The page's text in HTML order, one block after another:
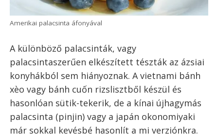
amit mi is eszünk, a palacsintához nagyon
hasonló néven.
Azamerikai palacsintamár egy kicsit más. A
tésztája és a sütési módja nagyon hasonló, de
inkább kisebb, és a sütőpornak köszönhetően
pufibb korongok készülnek, amit az
amerikaiak előszeretettel fogyasztanak
például juharsziruppal és vajjal.